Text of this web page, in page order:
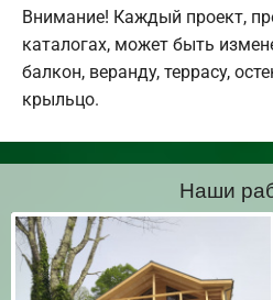
Внимание! Каждый проект,
каталогах, может быть
балкон, веранду, террасу,
крыльцо.
Наши